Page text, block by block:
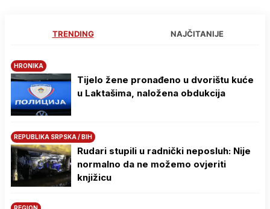
TRENDING NAJČITANIJE
HRONIKA
Tijelo žene pronađeno u dvorištu kuće
u Laktašima, naložena obdukcija
REPUBLIKA SRPSKA / BIH
Rudari stupili u radnički neposluh: Nije
normalno da ne možemo ovjeriti
knjižicu